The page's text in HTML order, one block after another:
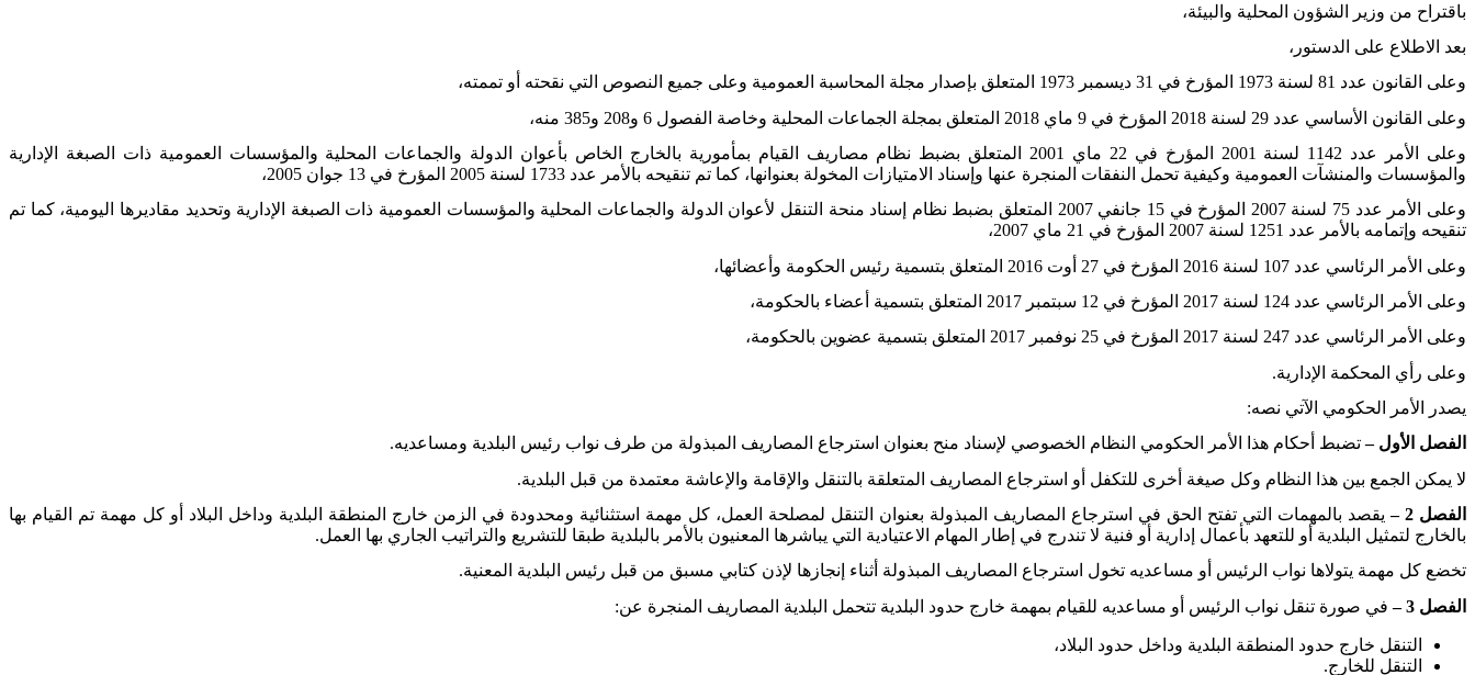
باقتراح من وزير الشؤون المحلية والبيئة،
بعد الاطلاع على الدستور،
وعلى القانون عدد 81 لسنة 1973 المؤرخ في 31 ديسمبر 1973 المتعلق بإصدار مجلة المحاسبة العمومية وعلى جميع النصوص التي نقحته أو تممته،
وعلى القانون الأساسي عدد 29 لسنة 2018 المؤرخ في 9 ماي 2018 المتعلق بمجلة الجماعات المحلية وخاصة الفصول 6 و208 و385 منه،
وعلى الأمر عدد 1142 لسنة 2001 المؤرخ في 22 ماي 2001 المتعلق بضبط نظام مصاريف القيام بمأمورية بالخارج الخاص بأعوان الدولة والجماعات المحلية والمؤسسات العمومية ذات الصبغة الإدارية
والمؤسسات والمنشآت العمومية وكيفية تحمل النفقات المنجرة عنها وإسناد الامتيازات المخولة بعنوانها، كما تم تنقيحه بالأمر عدد 1733 لسنة 2005 المؤرخ في 13 جوان 2005،
وعلى الأمر عدد 75 لسنة 2007 المؤرخ في 15 جانفي 2007 المتعلق بضبط نظام إسناد منحة التنقل لأعوان الدولة والجماعات المحلية والمؤسسات العمومية ذات الصبغة الإدارية وتحديد مقاديرها اليومية، كما تم
تنقيحه وإتمامه بالأمر عدد 1251 لسنة 2007 المؤرخ في 21 ماي 2007،
وعلى الأمر الرئاسي عدد 107 لسنة 2016 المؤرخ في 27 أوت 2016 المتعلق بتسمية رئيس الحكومة وأعضائها،
وعلى الأمر الرئاسي عدد 124 لسنة 2017 المؤرخ في 12 سبتمبر 2017 المتعلق بتسمية أعضاء بالحكومة،
وعلى الأمر الرئاسي عدد 247 لسنة 2017 المؤرخ في 25 نوفمبر 2017 المتعلق بتسمية عضوين بالحكومة،
وعلى رأي المحكمة الإدارية.
يصدر الأمر الحكومي الآتي نصه:
الفصل الأول –تضبط أحكام هذا الأمر الحكومي النظام الخصوصي لإسناد منح بعنوان استرجاع المصاريف المبذولة من طرف نواب رئيس البلدية ومساعديه.
لا يمكن الجمع بين هذا النظام وكل صيغة أخرى للتكفل أو استرجاع المصاريف المتعلقة بالتنقل والإقامة والإعاشة معتمدة من قبل البلدية.
الفصل 2 –
يقصد بالمهمات التي تفتح الحق في استرجاع المصاريف المبذولة بعنوان التنقل لمصلحة العمل، كل مهمة استثنائية ومحدودة في الزمن خارج المنطقة البلدية وداخل البلاد أو كل مهمة تم القيام بها
بالخارج لتمثيل البلدية أو للتعهد بأعمال إدارية أو فنية لا تندرج في إطار المهام الاعتيادية التي يباشرها المعنيون بالأمر بالبلدية طبقا للتشريع والتراتيب الجاري بها العمل.
تخضع كل مهمة يتولاها نواب الرئيس أو مساعديه تخول استرجاع المصاريف المبذولة أثناء إنجازها لإذن كتابي مسبق من قبل رئيس البلدية المعنية.
الفصل 3 –
في صورة تنقل نواب الرئيس أو مساعديه للقيام بمهمة خارج حدود البلدية تتحمل البلدية المصاريف المنجرة عن:
التنقل خارج حدود المنطقة البلدية وداخل حدود البلاد،
التنقل للخارج.